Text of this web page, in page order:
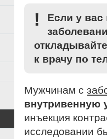
!
Если у
к врачу по
Мужчинам с
внутривенную
инъекция
исследовании